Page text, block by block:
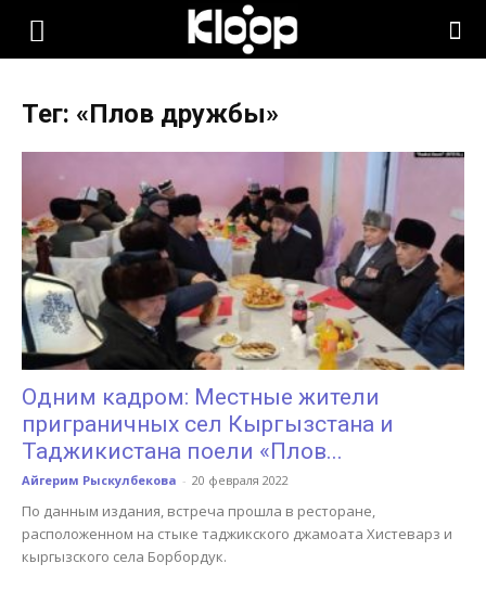
KLOOP.KG
Новости
Кыргызстана
Тег: «Плов дружбы»
Одним кадром: Местные жители
приграничных сел Кыргызстана и
Таджикистана поели «Плов...
Айгерим Рыскулбекова - 20 февраля 2022
По данным издания, встреча прошла в ресторане,
расположенном на стыке таджикского джамоата Хистеварз и
кыргызского села Борбордук.